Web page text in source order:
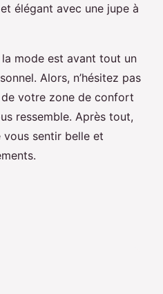
élégant avec une jupe à
la mode est avant tout un
Alors, n’hésitez pas
votre zone de confort
ressemble. Après tout,
sentir belle et